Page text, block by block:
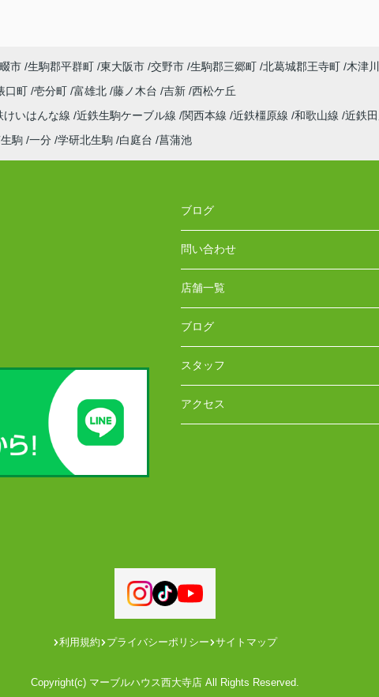
市 生駒郡平群町 東大阪市 交野市 生駒郡三郷町 北葛城郡王寺町 木津
口町 壱分町 富雄北 藤ノ木台 吉新 西松ケ丘
けいはんな線 近鉄生駒ケーブル線 関西本線 近鉄橿原線 和歌山線 近鉄
駒 一分 学研北生駒 白庭台 菖蒲池
ブログ
問い合わせ
店舗一覧
ブログ
スタッフ
アクセス
利用規約 プライバシーポリシー サイトマップ
Copyright(c) マーブルハウス西大寺店 All Rights Reserved.